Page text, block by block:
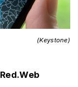
(Keystone)
Red.Web